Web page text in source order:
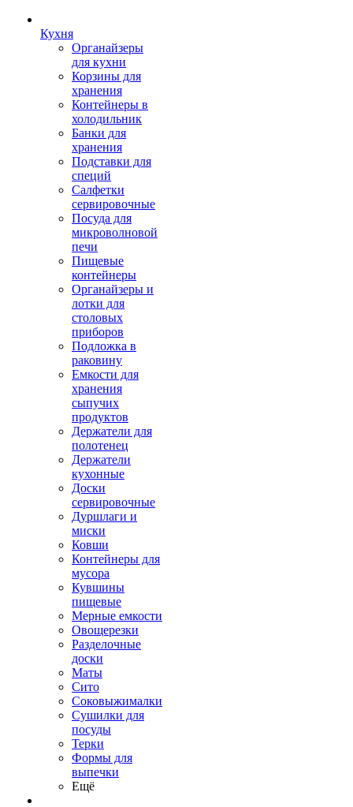
Кухня
Органайзеры
для кухни
Корзины для
хранения
Контейнеры в
холодильник
Банки для
хранения
Подставки для
специй
Салфетки
сервировочные
Посуда для
микроволновой
печи
Пищевые
контейнеры
Органайзеры и
лотки для
столовых
приборов
Подложка в
раковину
Емкости для
хранения
сыпучих
продуктов
Держатели для
полотенец
Держатели
кухонные
Доски
сервировочные
Дуршлаги и
миски
Ковши
Контейнеры для
мусора
Кувшины
пищевые
Мерные емкости
Овощерезки
Разделочные
доски
Маты
Сито
Соковыжималки
Сушилки для
посуды
Терки
Формы для
выпечки
Ещё